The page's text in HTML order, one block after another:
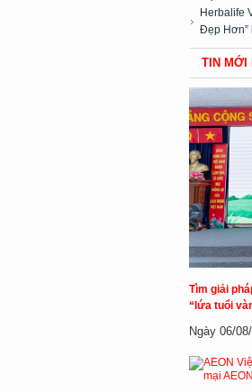
Herbalife
Đẹp Hơn”
TIN MỚI
Tìm giải
“lứa tuổi
Ngày 06/